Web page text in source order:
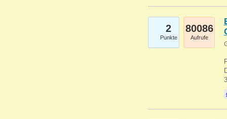
2
Punkte
80086
Aufrufe